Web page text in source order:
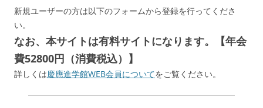
新規ユーザーの方は以下のフォームから登録を行ってくださ
い。
なお、本サイトは有料サイトになります。【年会
費52800円（消費税込）】
詳しくは慶應進学館WEB会員についてをご覧ください。